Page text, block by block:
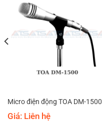
Micro điện động TOA DM-1500
Giá: Liên hệ